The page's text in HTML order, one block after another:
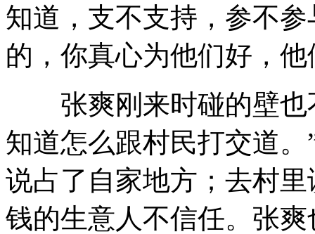
知道，支不支持，参不
的，你真心为他们好，
张爽刚来时碰的壁也
知道怎么跟村民打交道
说占了自家地方；去村
钱的生意人不信任。张